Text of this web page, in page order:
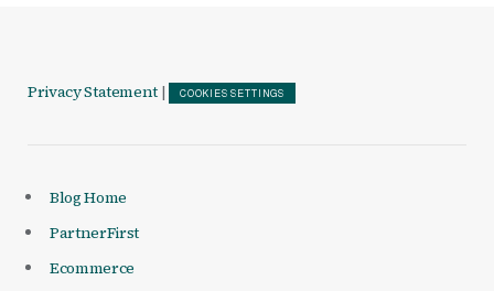
Privacy Statement | COOKIES SETTINGS
Blog Home
PartnerFirst
Ecommerce